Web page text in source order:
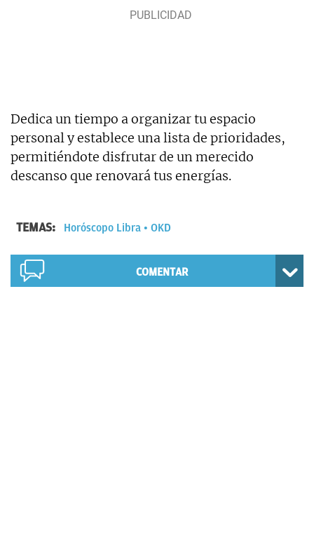
Dedica un tiempo a organizar tu espacio
personal y establece una lista de prioridades,
permitiéndote disfrutar de un merecido
descanso que renovará tus energías.
TEMAS: Horóscopo Libra OKD
COMENTAR